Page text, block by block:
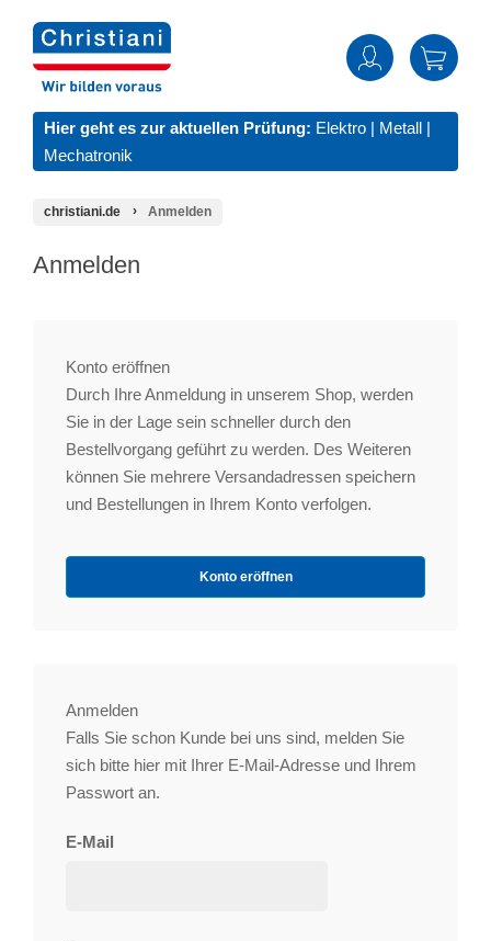
Hier geht es zur aktuellen Prüfung: Elektro | Metall |
Mechatronik
christiani.de Anmelden
Anmelden
Konto eröffnen
Durch Ihre Anmeldung in unserem Shop, werden
Sie in der Lage sein schneller durch den
Bestellvorgang geführt zu werden. Des Weiteren
können Sie mehrere Versandadressen speichern
und Bestellungen in Ihrem Konto verfolgen.
Konto eröffnen
Anmelden
Falls Sie schon Kunde bei uns sind, melden Sie
sich bitte hier mit Ihrer E-Mail-Adresse und Ihrem
Passwort an.
E-Mail